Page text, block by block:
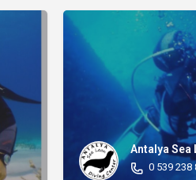
Antalya Sea
0 539 238